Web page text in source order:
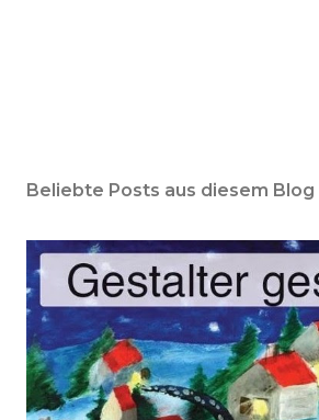
Beliebte Posts aus diesem Blog